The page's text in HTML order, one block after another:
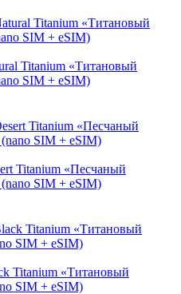
Titanium «Tитановый
SIM + eSIM)
Titanium «Песчаный
SIM + eSIM)
Titanium «Титановый
SIM + eSIM)